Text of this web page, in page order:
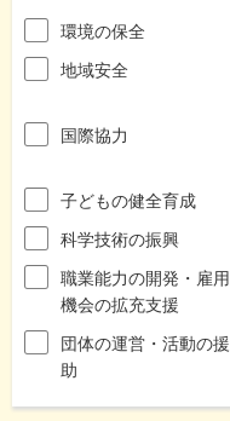
環境の保全
地域安全
国際協力
子どもの健全育成
科学技術の振興
職業能力の開発・雇用
機会の拡充支援
団体の運営・活動の援
助